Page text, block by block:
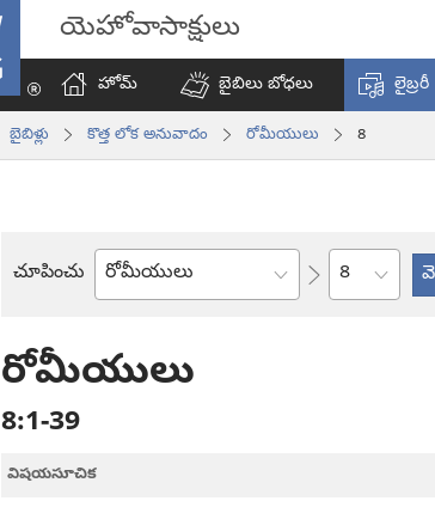
యెహోవాసాక్షులు
హోమ్‌
బైబిలు బోధలు లైబ్రరీ
బైబిళ్లు కొత్త లోక అనువాదం రోమీయులు 8
చూపించు
బైబిలు
అధ్యాయం
రోమీయులు
8:1-39
విషయసూచిక